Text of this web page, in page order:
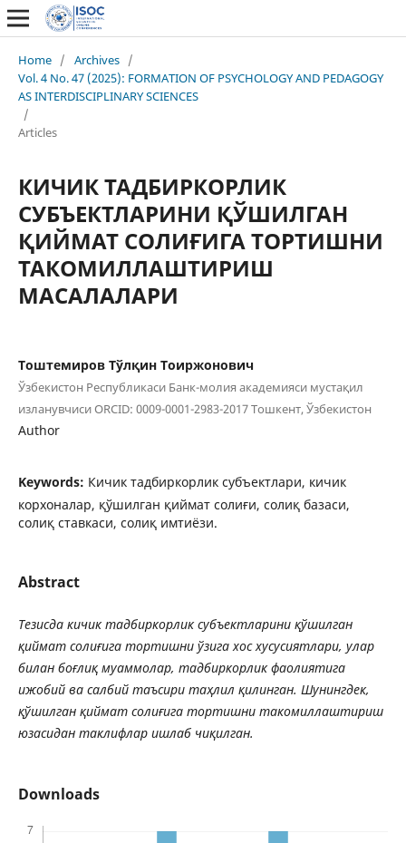
Home / Archives /
Vol. 4 No. 47 (2025): FORMATION OF PSYCHOLOGY AND PEDAGOGY
AS INTERDISCIPLINARY SCIENCES
/
Articles
КИЧИК ТАДБИРКОРЛИК
СУБЪЕКТЛАРИНИ ҚЎШИЛГАН
ҚИЙМАТ СОЛИҒИГА ТОРТИШНИ
ТАКОМИЛЛАШТИРИШ
МАСАЛАЛАРИ
Тоштемиров Тўлқин Тоиржонович
Ўзбекистон Республикаси Банк-молия академияси мустақил
изланувчиси ORCID: 0009-0001-2983-2017 Тошкент, Ўзбекистон
Author
Keywords: Кичик тадбиркорлик субъектлари, кичик
корхоналар, қўшилган қиймат солиғи, солиқ базаси,
солиқ ставкаси, солиқ имтиёзи.
Abstract
Тезисда кичик тадбиркорлик субъектларини қўшилган
қиймат солиғига тортишни ўзига хос хусусиятлари, улар
билан боғлиқ муаммолар, тадбиркорлик фаолиятига
ижобий ва салбий таъсири таҳлил қилинган. Шунингдек,
қўшилган қиймат солиғига тортишни такомиллаштириш
юзасидан таклифлар ишлаб чиқилган.
Downloads